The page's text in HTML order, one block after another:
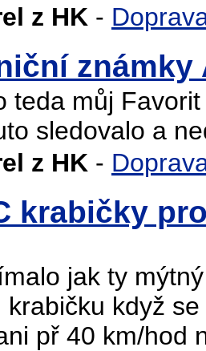
z HK -
známky
teda můj
sledovalo a
z HK -
krabičky
jak ty
krabičku když
př 40 km/hod